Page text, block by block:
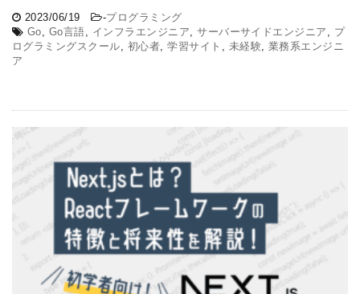
2023/06/19 -プログラミング
Go
Go言語 インフラエンジニア ,サーバーサイドエンジニア
プ
ログラミングスクール
初心者 ,学習サイト 未経験 業務系エンジニ
ア